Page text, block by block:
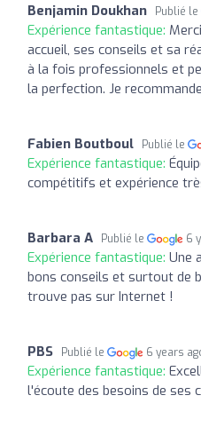
Benjamin Doukhan Publié le
Expérience fantastique:
accueil, ses conseils et sa
à la fois professionnels et
la perfection. Je recommande
Fabien Boutboul Publié le
Expérience fantastique:
compétitifs et expérience
Barbara A Publié le 6
Expérience fantastique: Une
bons conseils et surtout de
trouve pas sur Internet !
PBS Publié le 6 years
Expérience fantastique:
l'écoute des besoins de ses